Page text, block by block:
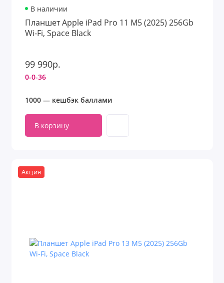
В наличии
Планшет Apple iPad Pro 11 M5 (2025) 256Gb
Wi‑Fi, Space Black
99 990р.
0-0-36
1000 — кешбэк баллами
В корзину
Акция